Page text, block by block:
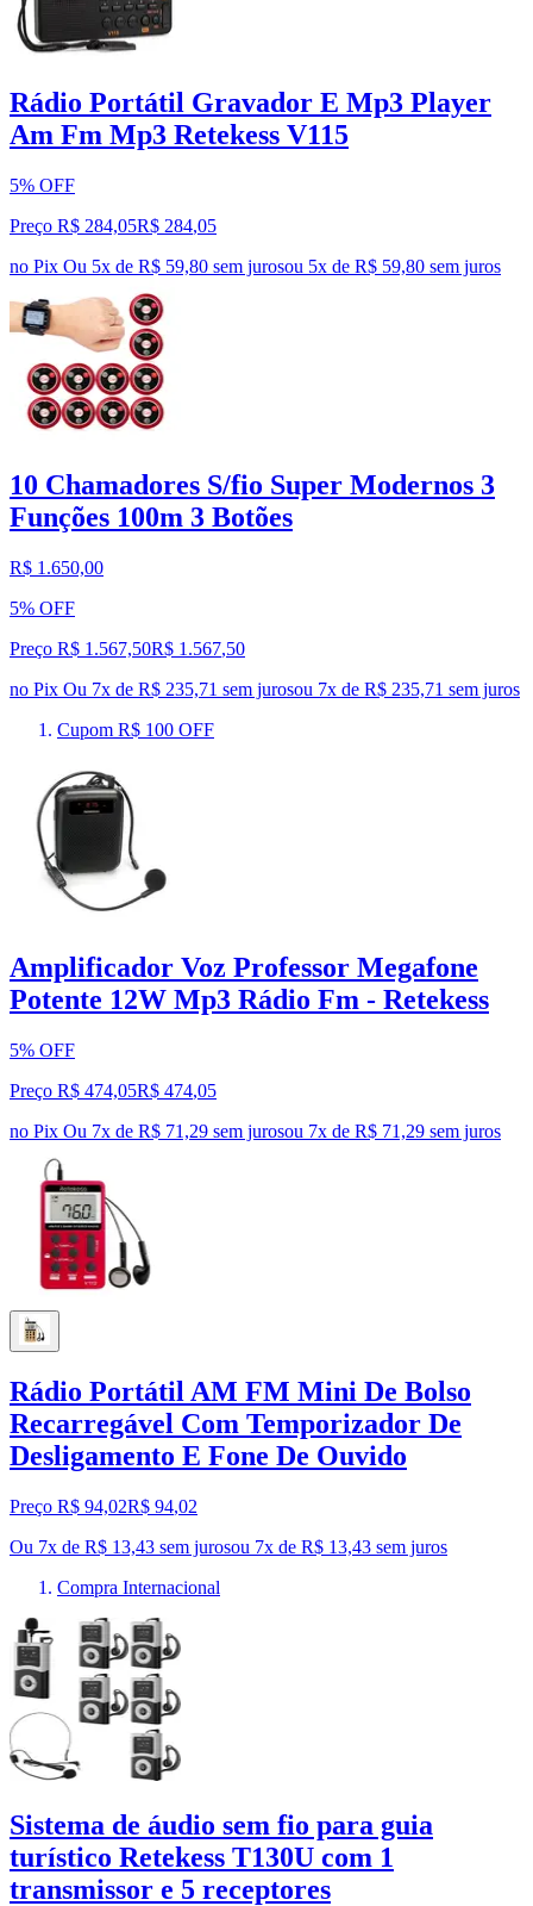
Rádio Portátil Gravador E Mp3 Player
Am Fm Mp3 Retekess V115
5% OFF
Preço R$ 284,05R$ 284,05
no Pix Ou 5x de R$ 59,80 sem jurosou 5x de R$ 59,80 sem juros
10 Chamadores S/fio Super Modernos 3
Funções 100m 3 Botões
R$ 1.650,00
5% OFF
Preço R$ 1.567,50R$ 1.567,50
no Pix Ou 7x de R$ 235,71 sem jurosou 7x de R$ 235,71 sem juros
Cupom R$ 100 OFF
Amplificador Voz Professor Megafone
Potente 12W Mp3 Rádio Fm - Retekess
5% OFF
Preço R$ 474,05R$ 474,05
no Pix Ou 7x de R$ 71,29 sem jurosou 7x de R$ 71,29 sem juros
Rádio Portátil AM FM Mini De Bolso
Recarregável Com Temporizador De
Desligamento E Fone De Ouvido
Preço R$ 94,02R$ 94,02
Ou 7x de R$ 13,43 sem jurosou 7x de R$ 13,43 sem juros
Compra Internacional
Sistema de áudio sem fio para guia
turístico Retekess T130U com 1
transmissor e 5 receptores